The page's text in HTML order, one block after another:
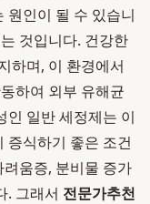
원인이 될 수 있습니
것입니다. 건강한
하며, 이 환경에서
하여 외부 유해균
인 일반 세정제는 이
증식하기 좋은 조건
움증, 분비물 증가
. 그래서 전문가추천